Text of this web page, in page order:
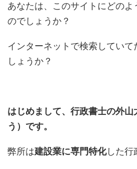
あなたは、このサイトにどのよ
のでしょうか？
インターネットで検索してい
しょうか？
はじめまして、行政書士の外山
う）です。
弊所は建設業に専門特化した行